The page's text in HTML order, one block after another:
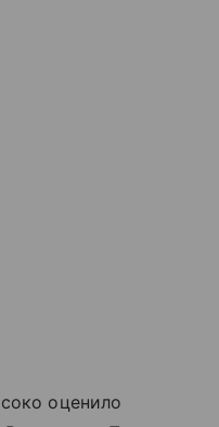
оценило